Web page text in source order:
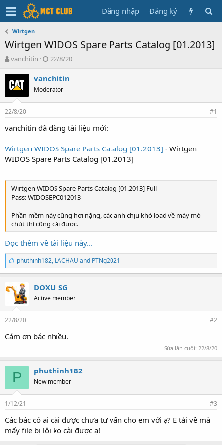
Đăng nhập Đăng ký
Wirtgen
Wirtgen WIDOS Spare Parts Catalog [01.2013]
T
r
e
d
s
a
t
e
vanchitin
N
à
g
ử
22/8/20
vanchitin
Moderator
22/8/20 #1
vanchitin đã đăng tài liệu mới:
Wirtgen WIDOS Spare Parts Catalog [01.2013] - Wirtgen
WIDOS Spare Parts Catalog [01.2013]
Wirtgen WIDOS Spare Parts Catalog [01.2013] Full
Pass: WIDOSEPC012013
Phần mềm này cũng hơi nặng, các anh chịu khó load về mày mò
chút thì cũng cài được.
Đọc thêm về tài liệu này...
T
h
í
h
:
phuthinh182, LACHAU and PTNg2021
DOXU_SG
Active member
22/8/20 #2
Cám ơn bác nhiều.
Sửa lần cuối: 22/8/20
P phuthinh182
New member
1/12/21 #3
Các bác có ai cài được chưa tư vấn cho em với ạ? E tải về mà
mấy file bị lỗi ko cài được ạ!